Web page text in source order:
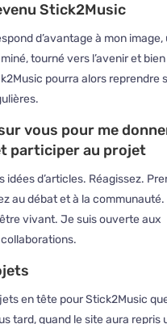
Stick2Music
d’avantage à mon image,
tourné vers l’avenir et
pourra alors reprendre
vous pour me
participer au projet
idées d’articles. Réagissez.
au débat et à la communauté.
vivant. Je suis ouverte aux
en tête pour Stick2Music
tard, quand le site aura repris